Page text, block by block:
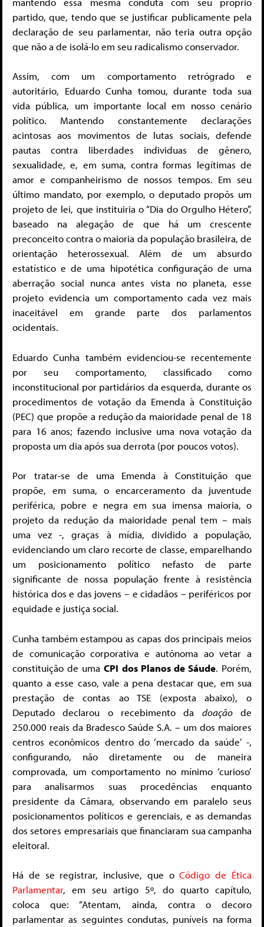
partido, que, tendo que se justificar publicamente pela
declaração de seu parlamentar, não teria outra opção
que não a de isolá-lo em seu radicalismo conservador.
Assim, com um comportamento retrógrado e
autoritário, Eduardo Cunha tomou, durante toda sua
vida pública, um importante local em nosso cenário
político. Mantendo constantemente declarações
acintosas aos movimentos de lutas sociais, defende
pautas contra liberdades individuas de gênero,
sexualidade, e, em suma, contra formas legítimas de
amor e companheirismo de nossos tempos. Em seu
último mandato, por exemplo, o deputado propôs um
projeto de lei, que instituiria o “Dia do Orgulho Hétero”,
baseado na alegação de que há um crescente
preconceito contra o maioria da população brasileira, de
orientação heterossexual. Além de um absurdo
estatístico e de uma hipotética configuração de uma
aberração social nunca antes vista no planeta, esse
projeto evidencia um comportamento cada vez mais
inaceitável em grande parte dos parlamentos
ocidentais.
Eduardo Cunha também evidenciou-se recentemente
por seu comportamento, classificado como
inconstitucional por partidários da esquerda, durante os
procedimentos de votação da Emenda à Constituição
(PEC) que propõe a redução da maioridade penal de 18
para 16 anos; fazendo inclusive uma nova votação da
proposta um dia após sua derrota (por poucos votos).
Por tratar-se de uma Emenda à Constituição que
propõe, em suma, o encarceramento da juventude
periférica, pobre e negra em sua imensa maioria, o
projeto da redução da maioridade penal tem – mais
uma vez -, graças à mídia, dividido a população,
evidenciando um claro recorte de classe, emparelhando
um posicionamento político nefasto de parte
significante de nossa população frente à resistência
histórica dos e das jovens – e cidadãos – periféricos por
equidade e justiça social.
Cunha também estampou as capas dos principais meios
de comunicação corporativa e autônoma ao vetar a
constituição de umaCPI dos Planos de Sáude. Porém,
quanto a esse caso, vale a pena destacar que, em sua
prestação de contas ao TSE (exposta abaixo), o
Deputado declarou o recebimento da doaçãode
250.000 reais da Bradesco Saúde S.A. – um dos maiores
centros econômicos dentro do ‘mercado da saúde’ -,
configurando, não diretamente ou de maneira
comprovada, um comportamento no mínimo ‘curioso’
para analisarmos suas procedências enquanto
presidente da Câmara, observando em paralelo seus
posicionamentos políticos e gerenciais, e as demandas
dos setores empresariais que financiaram sua campanha
eleitoral.
Há de se registrar, inclusive, que oCódigo de Ética
Parlamentar, em seu artigo 5º, do quarto capítulo,
coloca que: “Atentam, ainda, contra o decoro
parlamentar as seguintes condutas, puníveis na forma